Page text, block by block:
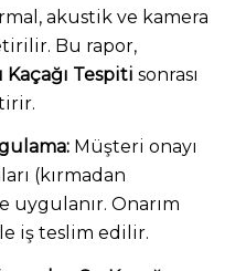
akustik ve kamera
Bu rapor,
Tespiti sonrası
Müşteri onayı
(kırmadan
uygulanır. Onarım
iş teslim edilir.